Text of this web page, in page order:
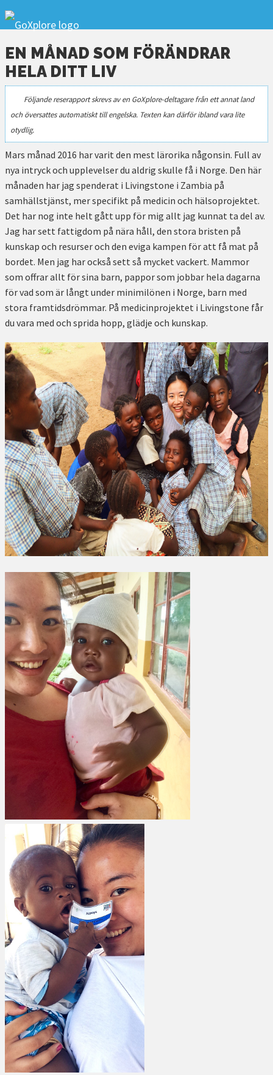
EN MÅNAD SOM FÖRÄNDRAR
HELA DITT LIV
Följande reserapport skrevs av en GoXplore-deltagare från ett annat land
och översattes automatiskt till engelska. Texten kan därför ibland vara lite
otydlig.
Mars månad 2016 har varit den mest lärorika någonsin. Full av
nya intryck och upplevelser du aldrig skulle få i Norge. Den här
månaden har jag spenderat i Livingstone i Zambia på
samhällstjänst, mer specifikt på medicin och hälsoprojektet.
Det har nog inte helt gått upp för mig allt jag kunnat ta del av.
Jag har sett fattigdom på nära håll, den stora bristen på
kunskap och resurser och den eviga kampen för att få mat på
bordet. Men jag har också sett så mycket vackert. Mammor
som offrar allt för sina barn, pappor som jobbar hela dagarna
för vad som är långt under minimilönen i Norge, barn med
stora framtidsdrömmar. På medicinprojektet i Livingstone får
du vara med och sprida hopp, glädje och kunskap.